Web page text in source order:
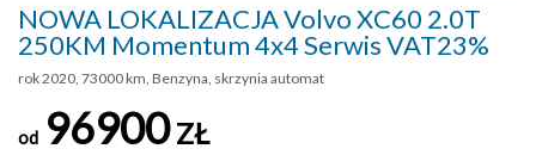
NOWA LOKALIZACJA Volvo XC60 2.0T
250KM Momentum 4x4 Serwis VAT23%
rok 2020, 73000 km, Benzyna, skrzynia automat
od 96900ZŁ